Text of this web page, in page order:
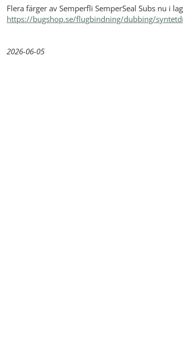
Flera färger av Semperfli SemperSeal Subs nu i
https://bugshop.se/flugbindning/dubbing/
2026-06-05